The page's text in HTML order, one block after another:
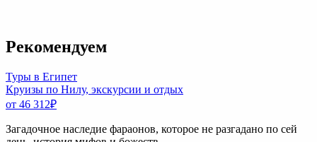
Рекомендуем
Туры в Египет
Круизы по Нилу, экскурсии и отдых
от 46 312₽
Загадочное наследие фараонов, которое не разгадано по сей